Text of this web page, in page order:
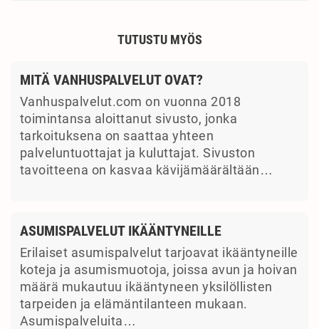
TUTUSTU MYÖS
MITÄ VANHUSPALVELUT OVAT?
Vanhuspalvelut.com on vuonna 2018
toimintansa aloittanut sivusto, jonka
tarkoituksena on saattaa yhteen
palveluntuottajat ja kuluttajat. Sivuston
tavoitteena on kasvaa kävijämäärältään…
ASUMISPALVELUT IKÄÄNTYNEILLE
Erilaiset asumispalvelut tarjoavat ikääntyneille
koteja ja asumismuotoja, joissa avun ja hoivan
määrä mukautuu ikääntyneen yksilöllisten
tarpeiden ja elämäntilanteen mukaan.
Asumispalveluita…